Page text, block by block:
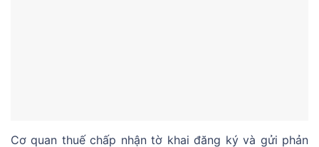
Cơ quan thuế chấp nhận tờ khai đăng ký và gửi phản